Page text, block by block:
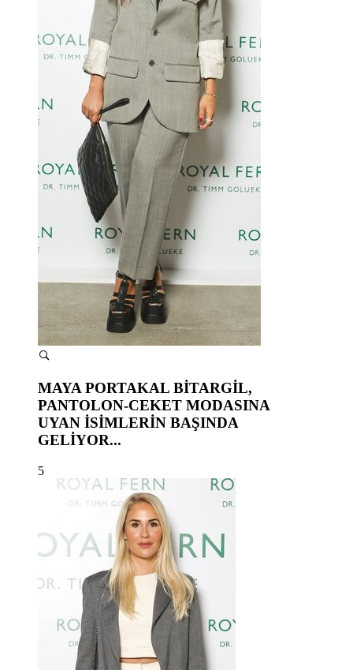
MAYA PORTAKAL BİTARGİL,
PANTOLON-CEKET MODASINA
UYAN İSİMLERİN BAŞINDA
GELİYOR...
5